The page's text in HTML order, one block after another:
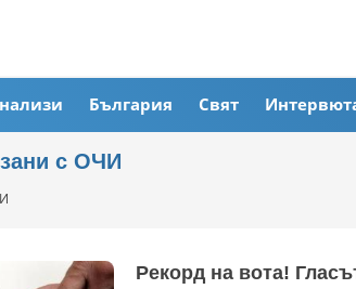
България Свят
с ОЧИ
Рекорд на вота!